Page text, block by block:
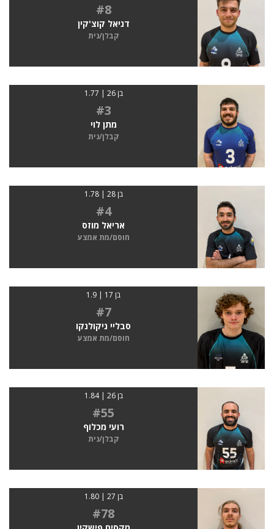
#8
דניאל קוצ'קין
קבלן/נית
בן 26 | 1.77
#3
מתן לוי
קבלן/נית
בן 28 | 1.78
#4
אריאל מוזס
חוסם/מת אמצע
בן 17 | 1.9
#7
סבליי ניקולנקו
חוסם/מת אמצע
בן 26 | 1.84
#55
רועי מכלוף
קבלן/נית
בן 27 | 1.80
#78